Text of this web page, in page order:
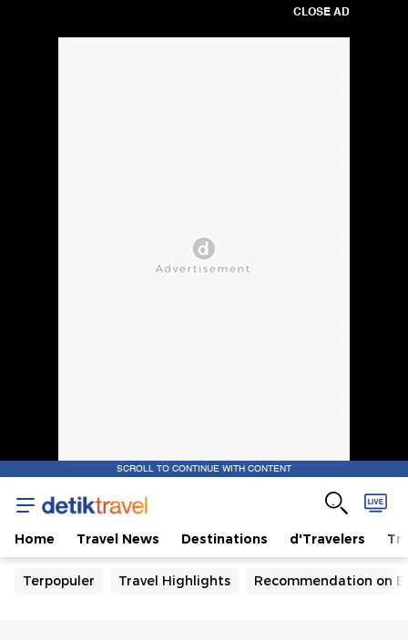
CLOSE AD
SCROLL TO CONTINUE WITH CONTENT
Home Travel News Destinations d'Travelers
Terpopuler Travel Highlights Recommendation on